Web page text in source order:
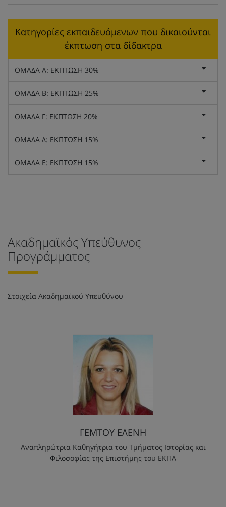
Κατηγορίες εκπαιδευόμενων που δικαιούνται
έκπτωση στα δίδακτρα
ΟΜΑΔΑ Α: ΕΚΠΤΩΣΗ 30%
ΟΜΑΔΑ Β: ΕΚΠΤΩΣΗ 25%
ΟΜΑΔΑ Γ: ΕΚΠΤΩΣΗ 20%
ΟΜΑΔΑ Δ: ΕΚΠΤΩΣΗ 15%
ΟΜΑΔΑ Ε: ΕΚΠΤΩΣΗ 15%
Ακαδημαϊκός Υπεύθυνος
Προγράμματος
Στοιχεία Ακαδημαϊκού Υπευθύνου
ΓΕΜΤΟΥ ΕΛΕΝΗ
Αναπληρώτρια Καθηγήτρια του Τμήματος Ιστορίας και
Φιλοσοφίας της Επιστήμης του ΕΚΠΑ